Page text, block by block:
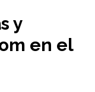
y
en el